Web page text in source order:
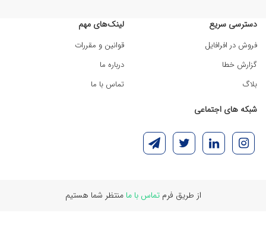
طرح‌ها می‌توانند ساده و مینیمال یا پیچیده و
رنگ زرد در طیف‌های مختلف از زرد لیمویی روشن تا زرد
طلایی تیره موجود است که هر کدام حس و حال
متفاوتی به طراحی می‌بخشند.
کاربردهای تصویر زمینه زرد
از پس زمینه زرد در طراحی‌های مختلفی استفاده
پوسترهای تبلیغاتی، بنرهای فروش و طراحی سایت‌های
دسترسی سریع
فروش در افرافایل
گزارش خطا
بلاگ
لینک‌های مهم
قوانین و مقررات
درباره ما
تماس با ما
شبکه های اجتماعی
از طریق فرمتماس با ما منتظر شما هستیم